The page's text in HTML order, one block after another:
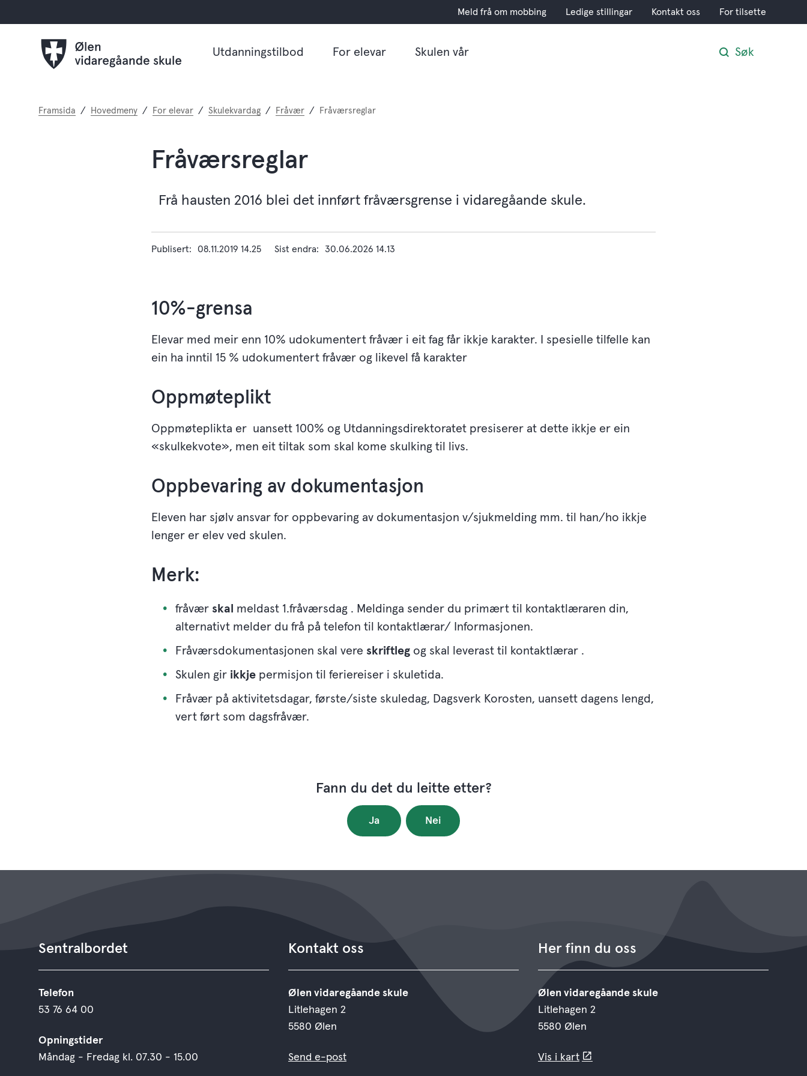
Meld frå om mobbing Ledige stillingar Kontakt oss For tilsette
Utdanningstilbod For elevar Skulen vår Søk
Du
Framsida Hovedmeny For elevar Skulekvardag Fråvær Fråværsreglar
Fråværsreglar
Frå hausten 2016 blei det innført fråværsgrense i vidaregåande skule.
Publisert 08.11.2019 14.25 Sist endra 30.06.2026 14.13
10%-grensa
Elevar med meir enn 10% udokumentert fråvær i eit fag får ikkje karakter. I spesielle tilfelle kan
ein ha inntil 15 % udokumentert fråvær og likevel få karakter
Oppmøteplikt
Oppmøteplikta er uansett 100% og Utdanningsdirektoratet presiserer at dette ikkje er ein
«skulkekvote», men eit tiltak som skal kome skulking til livs.
Oppbevaring av dokumentasjon
Eleven har sjølv ansvar for oppbevaring av dokumentasjon v/sjukmelding mm. til han/ho ikkje
lenger er elev ved skulen.
Merk:
fråvær skal meldast 1.fråværsdag . Meldinga sender du primært til kontaktlæraren din,
alternativt melder du frå på telefon til kontaktlærar/ Informasjonen.
Fråværsdokumentasjonen skal vere skriftleg og skal leverast til kontaktlærar .
Skulen gir ikkje permisjon til feriereiser i skuletida.
Fråvær på aktivitetsdagar, første/siste skuledag, Dagsverk Korosten, uansett dagens lengd,
vert ført som dagsfråvær.
Fann du det du leitte etter?
Ja Nei
Sentralbordet
Telefon
53 76 64 00
Opningstider
Måndag - Fredag kl. 07.30 - 15.00
Kontakt oss
Ølen vidaregåande skule
Litlehagen 2
5580 Ølen
Send e-post
Her finn du oss
Ølen vidaregåande skule
Litlehagen 2
5580 Ølen
Vis i kart